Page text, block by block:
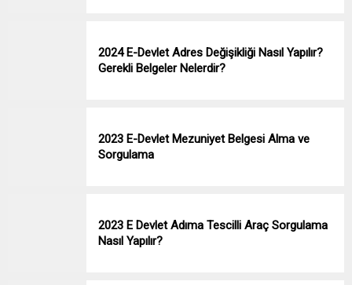
2024 E-Devlet Adres Değişikliği Nasıl Yapılır?
Gerekli Belgeler Nelerdir?
2023 E-Devlet Mezuniyet Belgesi Alma ve
Sorgulama
2023 E Devlet Adıma Tescilli Araç Sorgulama
Nasıl Yapılır?